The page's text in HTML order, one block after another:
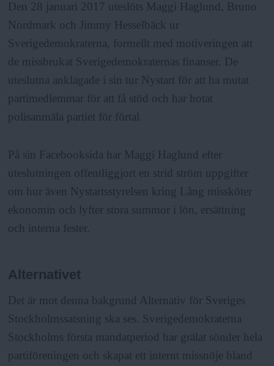
Den 28 januari 2017 uteslöts Maggi Haglund, Bruno
Nordmark och Jimmy Hesselbäck ur
Sverigedemokraterna, formellt med motiveringen att
de missbrukat Sverigedemokraternas finanser. De
uteslutna anklagade i sin tur Nystart för att ha mutat
partimedlemmar för att få stöd och har hotat
polisanmäla partiet för förtal.
På sin Facebooksida har Maggi Haglund efter
uteslutningen offentliggjort en strid ström uppgifter
om hur även Nystartsstyrelsen kring Lång missköter
ekonomin och lyfter stora summor i lön, ersättning
och interna fester.
Alternativet
Det är mot denna bakgrund Alternativ för Sveriges
Stockholmssatsning ska ses. Sverigedemokraterna
Stockholms första mandatperiod har grälat sönder hela
partiföreningen och skapat ett internt missnöje bland